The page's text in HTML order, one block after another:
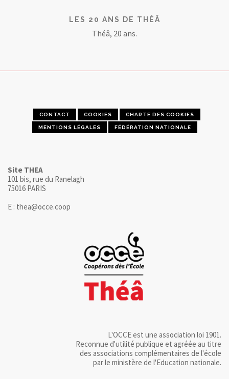
LES 20 ANS DE THÉÂ
Théâ, 20 ans.
CONTACT COOKIES CHARTE DES COOKIES
MENTIONS LÉGALES FÉDÉRATION NATIONALE
Site THEA
101 bis, rue du Ranelagh
75016 PARIS
E : thea@occe.coop
L'OCCE est une association loi 1901.
Reconnue d'utilité publique et agréée au titre
des associations complémentaires de l'école
par le ministère de l'Education nationale.